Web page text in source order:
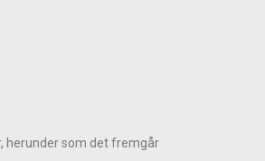
herunder som det fremgår